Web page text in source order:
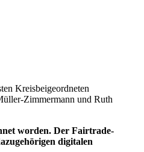
Kreisbeigeordneten
Zimmermann und Ruth
worden. Der Fairtrade-
digitalen